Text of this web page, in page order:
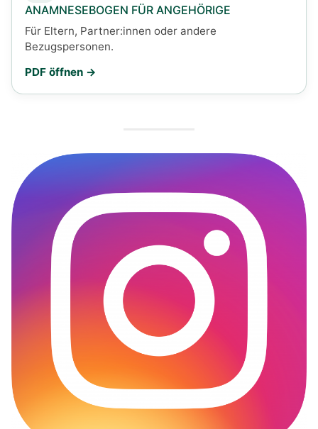
ANAMNESEBOGEN FÜR ANGEHÖRIGE
Für Eltern, Partner:innen oder andere
Bezugspersonen.
PDF öffnen